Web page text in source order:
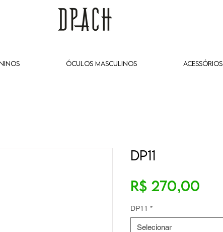
ÓCULOS MASCULINOS ACESSÓRIOS
DP11
R$ 270,00
DP11 *
Selecionar